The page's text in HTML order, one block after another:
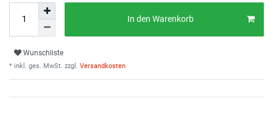
In den Warenkorb
Wunschliste
* inkl. ges. MwSt. zzgl. Versandkosten